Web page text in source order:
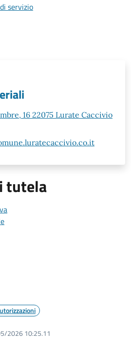
servizio
16 22075 Lurate Caccivio
tutela
2026 10:25.11